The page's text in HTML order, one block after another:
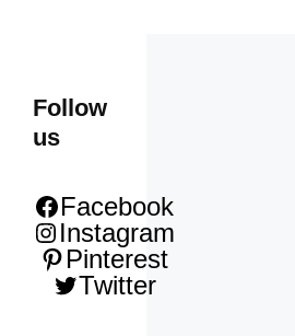
Follow
us
Facebook
Instagram
Pinterest
Twitter